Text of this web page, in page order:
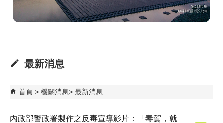
最新消息
首頁 機關消息 最新消息
內政部警政署製作之反毒宣導影片：「毒駕，就